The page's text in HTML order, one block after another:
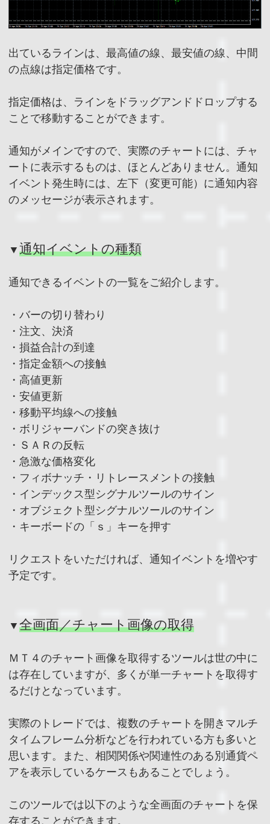
出ているラインは、最高値の線、最安値の線、中間
の点線は指定価格です。
指定価格は、ラインをドラッグアンドドロップする
ことで移動することができます。
通知がメインですので、実際のチャートには、チャ
ートに表示するものは、ほとんどありません。通知
イベント発生時には、左下（変更可能）に通知内容
のメッセージが表示されます。
▼ 通知イベントの種類
通知できるイベントの一覧をご紹介します。
・バーの切り替わり
・注文、決済
・損益合計の到達
・指定金額への接触
・高値更新
・安値更新
・移動平均線への接触
・ボリジャーバンドの突き抜け
・ＳＡＲの反転
・急激な価格変化
・フィボナッチ・リトレースメントの接触
・インデックス型シグナルツールのサイン
・オブジェクト型シグナルツールのサイン
・キーボードの「ｓ」キーを押す
リクエストをいただければ、通知イベントを増やす
予定です。
▼ 全画面／チャート画像の取得
ＭＴ４のチャート画像を取得するツールは世の中に
は存在していますが、多くが単一チャートを取得す
るだけとなっています。
実際のトレードでは、複数のチャートを開きマルチ
タイムフレーム分析などを行われている方も多いと
思います。また、相関関係や関連性のある別通貨ペ
アを表示しているケースもあることでしょう。
このツールでは以下のような全画面のチャートを保
存することができます。